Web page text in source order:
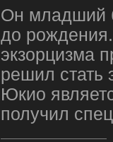
Он младший
до
экзорцизма
решил стать
Юкио
получил